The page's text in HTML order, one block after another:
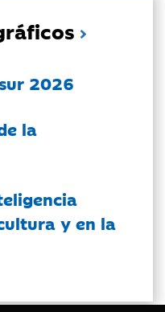
2026
la
y en la